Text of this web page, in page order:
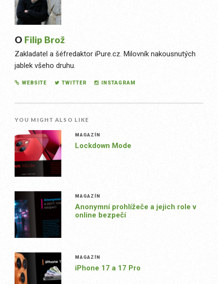
O Filip Brož
Zakladatel a šéfredaktor iPure.cz. Milovník nakousnutých
jablek všeho druhu.
WEBSITE TWITTER INSTAGRAM
YOU MIGHT ALSO LIKE
MAGAZÍN
Lockdown Mode
MAGAZÍN
Anonymní prohlížeče a jejich role v
online bezpečí
MAGAZÍN
iPhone 17 a 17 Pro